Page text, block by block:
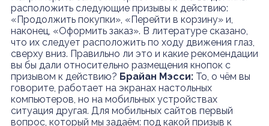
расположить следующие призывы к действию:
«Продолжить покупки», «Перейти в корзину» и,
наконец, «Оформить заказ». В литературе сказано,
что их следует расположить по ходу движения глаз,
сверху вниз. Правильно ли это и какие рекомендации
вы бы дали относительно размещения кнопок с
призывом к действию? Брайан Мэсси:То, о чём вы
говорите, работает на экранах настольных
компьютеров, но на мобильных устройствах
ситуация другая. Для мобильных сайтов первый
вопрос, который мы задаём: под какой призыв к